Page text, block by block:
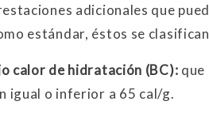
adicionales que
estándar, éstos se
calor de hidratación (BC): que
igual o inferior a 65 cal/g.